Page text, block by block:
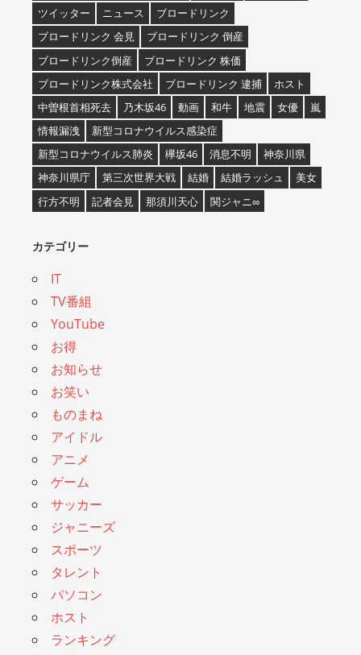
ツイッター
ニュース
ブロードリンク
ブロードリンク 会見
ブロードリンク 倒産
ブロードリンク倒産
ブロードリンク 株価
ブロードリンク株式会社
ブロードリンク 逮捕
ホスト
中曽根首相死去
乃木坂46 動画 和牛 地震 女優
嵐
情報漏洩
新型コロナウイルス感染症
新型コロナウイルス肺炎
欅坂46 消息不明
神奈川県
神奈川県庁
第三次世界大戦 結婚 結婚ラッシュ
美女
行方不明
記者会見 那須川天心 関ジャニ∞
カテゴリー
IT
TV番組
YouTube
お得
お知らせ
お笑い
ものまね
アイドル
アニメ
ゲーム
サッカー
ジャニーズ
スポーツ
タレント
パソコン
ホスト
ランキング